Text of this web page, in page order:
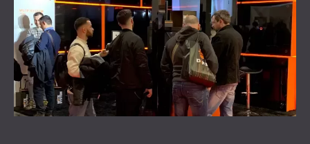
SCHAUMABSORBER, BASSFALLEN UND
DIFFUSOREN
AKUSTIKPLATTEN UND
SCHALLABSORBIERENDE PLATTEN
BLOG
FORSCHUNG UND ENTWICKLUNG
NEWS
VIDEO
REFERENZEN
MITGLIEDSCHAFTEN
ANWENDUNGEN
SCHALLSCHUTZ UND AKUSTIK FÜR
WOHNGEBÄUDE
SCHALLSCHUTZ UND AKUSTIK FÜR
INDUSTRIEGEBÄUDE
SCHALLSCHUTZ UND AKUSTIK FÜR
SERVICES
AKUSTIK BERATUNG
AKUSTISCHE SIMULATION
AKUSTIKTECHNIK
PROJEKTE